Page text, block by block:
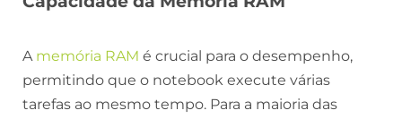
A memória RAM é crucial para o desempenho,
permitindo que o notebook execute várias
tarefas ao mesmo tempo. Para a maioria das